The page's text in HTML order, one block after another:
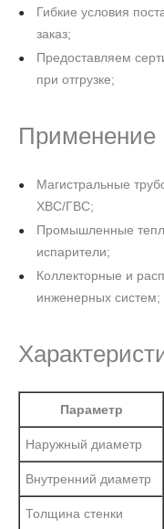
Гибкие условия
заказ;
Предоставляем
при отгрузке;
Применение
Магистральные
ХВС/ГВС;
Промышленные
испарители;
Коллекторные и
инженерных систем;
Параметр
Наружный диаметр
Внутренний диаметр
Толщина стенки